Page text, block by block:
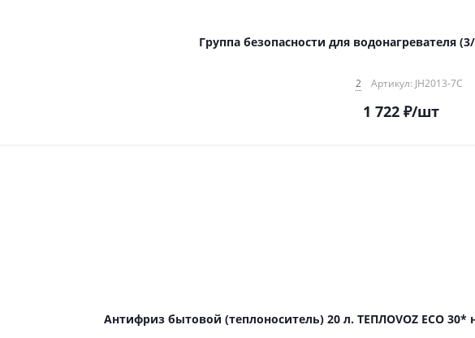
Группа безопасности для водонагревателя
2 Артикул: JH2013-7C
1 722 ₽/шт
Антифриз бытовой (теплоноситель) 20 л. ТЕПЛОVOZ ECO 30*